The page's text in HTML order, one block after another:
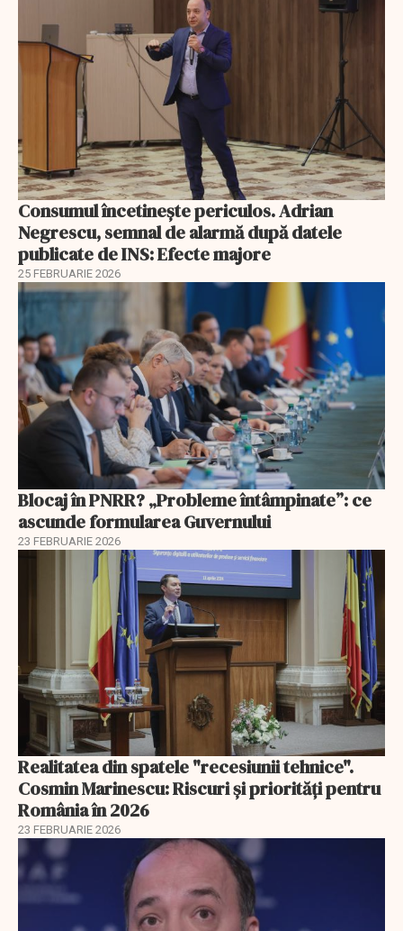
Consumul încetineşte periculos. Adrian
Negrescu, semnal de alarmă după datele
publicate de INS: Efecte majore
25 FEBRUARIE 2026
Blocaj în PNRR? „Probleme întâmpinate”: ce
ascunde formularea Guvernului
23 FEBRUARIE 2026
Realitatea din spatele "recesiunii tehnice".
Cosmin Marinescu: Riscuri și priorități pentru
România în 2026
23 FEBRUARIE 2026
EXCLUSIV